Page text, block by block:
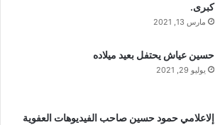
كبرى.
مارس 13, 2021
حسين عياش يحتفل بعيد ميلاده
يوليو 29, 2021
إلاعلامي حمود حسين صاحب الفيديوهات العفوية